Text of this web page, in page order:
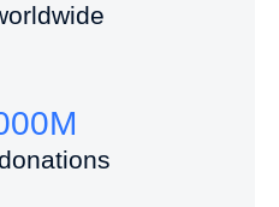
M